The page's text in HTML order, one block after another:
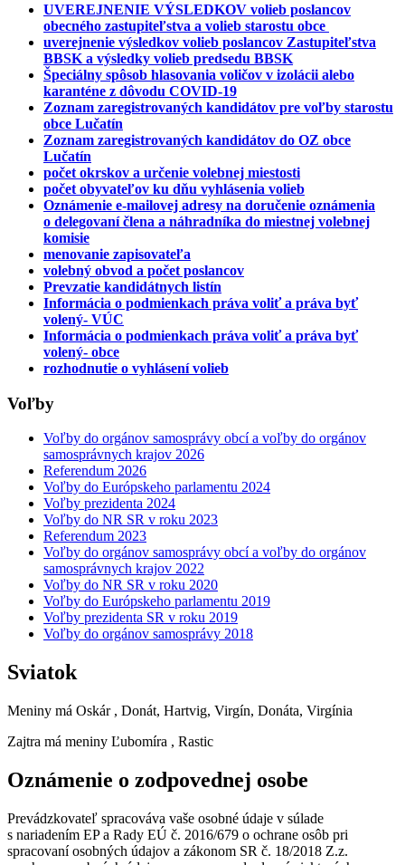
UVEREJNENIE VÝSLEDKOV volieb poslancov
obecného zastupiteľstva a volieb starostu obce
uverejnenie výsledkov volieb poslancov Zastupiteľstva
BBSK a výsledky volieb predsedu BBSK
Špeciálny spôsob hlasovania voličov v izolácii alebo
karanténe z dôvodu COVID-19
Zoznam zaregistrovaných kandidátov pre voľby starostu
obce Lučatín
Zoznam zaregistrovaných kandidátov do OZ obce
Lučatín
počet okrskov a určenie volebnej miestosti
počet obyvateľov ku dňu vyhlásenia volieb
Oznámenie e-mailovej adresy na doručenie oznámenia
o delegovaní člena a náhradníka do miestnej volebnej
komisie
menovanie zapisovateľa
volebný obvod a počet poslancov
Prevzatie kandidátnych listín
Informácia o podmienkach práva voliť a práva byť
volený- VÚC
Informácia o podmienkach práva voliť a práva byť
volený- obce
rozhodnutie o vyhlásení volieb
Voľby
Voľby do orgánov samosprávy obcí a voľby do orgánov
samosprávnych krajov 2026
Referendum 2026
Voľby do Európskeho parlamentu 2024
Voľby prezidenta 2024
Voľby do NR SR v roku 2023
Referendum 2023
Voľby do orgánov samosprávy obcí a voľby do orgánov
samosprávnych krajov 2022
Voľby do NR SR v roku 2020
Voľby do Európskeho parlamentu 2019
Voľby prezidenta SR v roku 2019
Voľby do orgánov samosprávy 2018
Sviatok
Meniny má Oskár , Donát, Hartvig, Virgín, Donáta, Virgínia
Zajtra má meniny Ľubomíra , Rastic
Oznámenie o zodpovednej osobe
Prevádzkovateľ spracováva vaše osobné údaje v súlade
s nariadením EP a Rady EÚ č. 2016/679 o ochrane osôb pri
spracovaní osobných údajov a zákonom SR č. 18/2018 Z.z.